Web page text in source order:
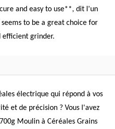
and easy to use**, dit l'un
to be a great choice for
efficient grinder.
électrique qui répond à vos
et de précision ? Vous l'avez
Moulin à Céréales Grains